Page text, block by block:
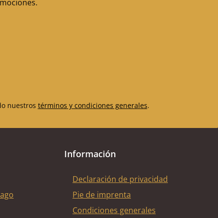
nuestros términos y condiciones generales.
Información
Declaración de privacidad
Pie de imprenta
Condiciones generales